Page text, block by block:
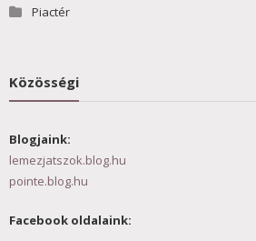
Piactér
Közösségi
Blogjaink:
lemezjatszok.blog.hu
pointe.blog.hu
Facebook oldalaink: